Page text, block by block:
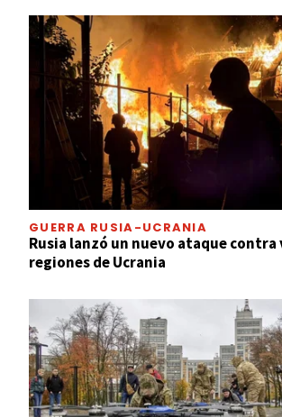
GUERRA RUSIA-UCRANIA
Rusia lanzó un nuevo ataque contra
regiones de Ucrania